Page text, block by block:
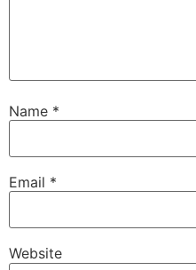
Name *
Email *
Website